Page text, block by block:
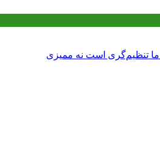
ما تنظیم‌گری است نه ممیزی